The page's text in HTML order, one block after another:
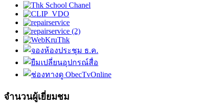
จำนวนผู้เยี่ยมชม